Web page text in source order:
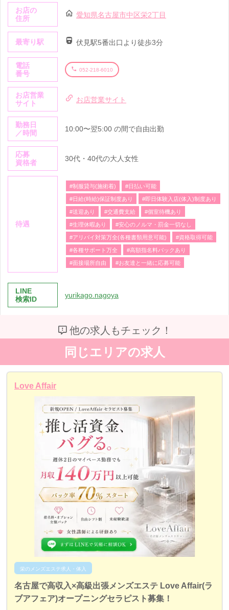
お店の
住所
愛知県名古屋市中区栄2丁目
最寄り駅 伏見駅5番出口より徒歩3分
電話
番号
052-218-6010
お店営業
サイト
お店営業サイト
勤務日
／時間
10:00〜翌5:00 の間で自由出勤
応募
資格者
30代・40代の大人女性
待遇
#制服貸与(施術着) #日払い可能
#日給(時給)保証制度あり #即日体験入店(体入)制度あり
#送迎あり #交通費支給 #個室待機あり
#生理休暇あり #安心のノルマ・罰金一切なし
#アリバイ対策万全(各種書類用意可能) #資格取得可能
#各種サポート万全 #高額指名料バックあり
#面接場所自由 #お友達と一緒に応募可能
LINE
検索ID
yurikago.nagoya
他の求人もチェック！
同じエリアの求人
Love Affair
栄のメンズエステ求人・体入
名古屋で高収入×高級出張メンズエステ Love Affair(ラ
ブアフェア)オープニングセラピスト募集！